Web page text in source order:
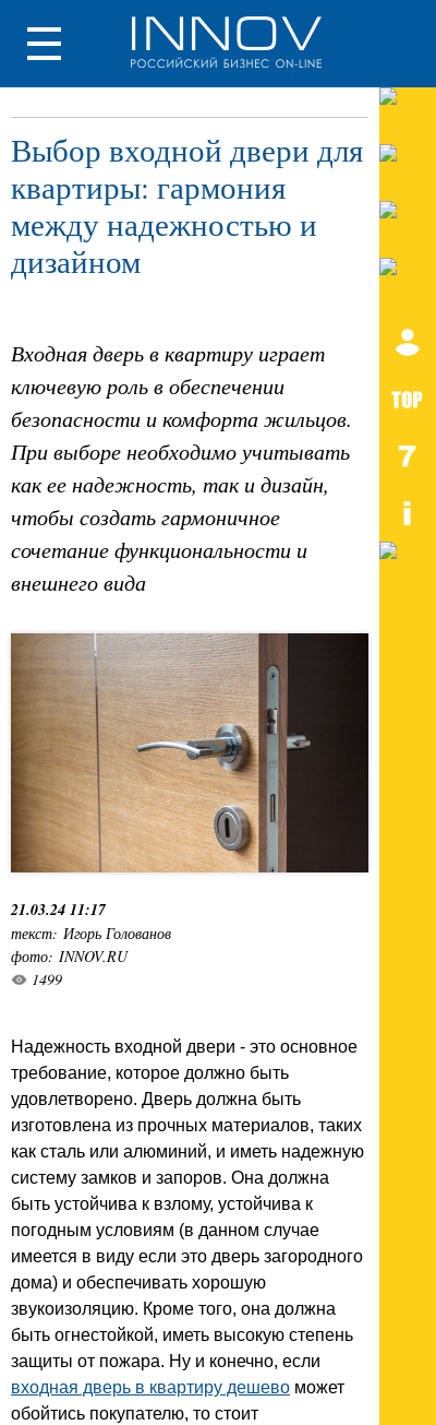
Выбор входной двери для
квартиры: гармония
между надежностью и
дизайном
Входная дверь в квартиру играет
ключевую роль в обеспечении
безопасности и комфорта жильцов.
При выборе необходимо учитывать
как ее надежность, так и дизайн,
чтобы создать гармоничное
сочетание функциональности и
внешнего вида
21.03.24 11:17
текст: Игорь Голованов
фото: INNOV.RU
1499
Надежность входной двери - это основное
требование, которое должно быть
удовлетворено. Дверь должна быть
изготовлена из прочных материалов, таких
как сталь или алюминий, и иметь надежную
систему замков и запоров. Она должна
быть устойчива к взлому, устойчива к
погодным условиям (в данном случае
имеется в виду если это дверь загородного
дома) и обеспечивать хорошую
звукоизоляцию. Кроме того, она должна
быть огнестойкой, иметь высокую степень
защиты от пожара. Ну и конечно, если
входная дверь в квартиру дешево может
обойтись покупателю, то стоит